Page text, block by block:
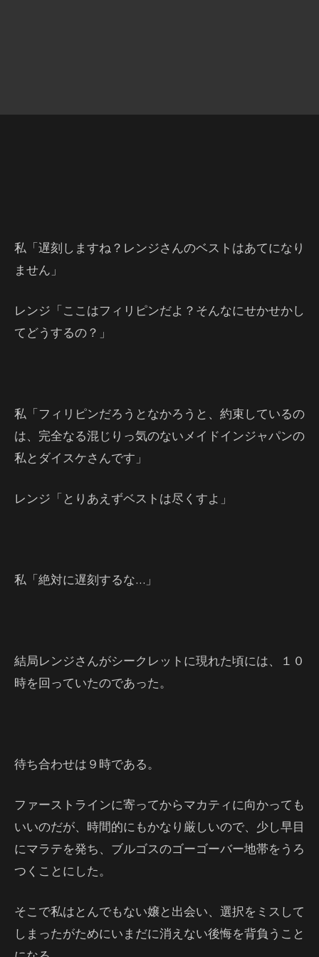
私「遅刻しますね？レンジさんのベストはあてになり
ません」
レンジ「ここはフィリピンだよ？そんなにせかせかし
てどうするの？」
私「フィリピンだろうとなかろうと、約束しているの
は、完全なる混じりっ気のないメイドインジャパンの
私とダイスケさんです」
レンジ「とりあえずベストは尽くすよ」
私「絶対に遅刻するな…」
結局レンジさんがシークレットに現れた頃には、１０
時を回っていたのであった。
待ち合わせは９時である。
ファーストラインに寄ってからマカティに向かっても
いいのだが、時間的にもかなり厳しいので、少し早目
にマラテを発ち、ブルゴスのゴーゴーバー地帯をうろ
つくことにした。
そこで私はとんでもない嬢と出会い、選択をミスして
しまったがためにいまだに消えない後悔を背負うこと